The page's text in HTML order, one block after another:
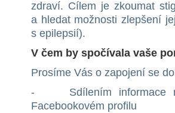
zdraví. Cílem je zkoumat
a hledat možnosti zlepšení
s epilepsií).
V čem by spočívala vaše
Prosíme Vás o zapojení se
- Sdílením informace na
Facebookovém profilu